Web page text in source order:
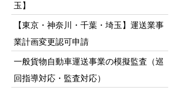
玉】
【東京・神奈川・千葉・埼玉】運送業事
業計画変更認可申請
一般貨物自動車運送事業の模擬監査（巡
回指導対応・監査対応）